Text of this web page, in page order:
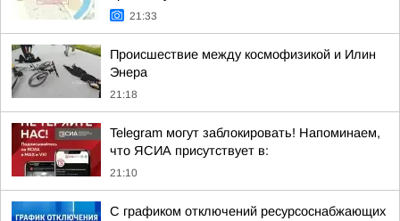
21:33
Происшествие между космофизикой и Илин
Энера
21:18
Telegram могут заблокировать! Напоминаем,
что ЯСИА присутствует в:
21:10
С графиком отключений ресурсоснабжающих